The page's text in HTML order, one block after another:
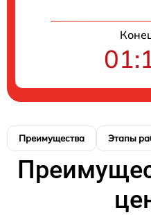
Преимущества Этапы